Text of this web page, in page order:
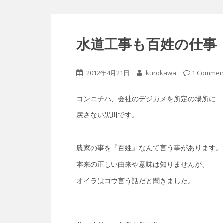
水道工事も百姓の仕事
2012年4月21日 kurokawa 1
コンニチハ、会社のデジカメを所定の場所に
戻さない黒川です。
農家の事を『百姓』なんて言う事があります。
本来の正しい由来や意味は知りませんが、
オイラはコウ言う話だと聞きました。